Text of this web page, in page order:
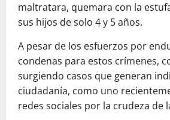
maltratara, quemara con la
sus hijos de solo 4 y 5 años.
A pesar de los esfuerzos por
condenas para estos crímenes,
surgiendo casos que generan
ciudadanía, como uno
redes sociales por la crudeza de